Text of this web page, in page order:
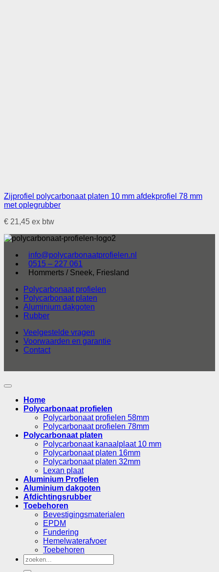
Zijprofiel polycarbonaat platen 10 mm afdekprofiel 78 mm
met oplegrubber
€ 21,45 ex btw
info@polycarbonaatprofielen.nl
0515 – 227 061
Hommerts / Sneek, Friesland
Polycarbonaat profielen
Polycarbonaat platen
Aluminium dakgoten
Rubber
Veelgestelde vragen
Voorwaarden en garantie
Contact
Home
Polycarbonaat profielen
Polycarbonaat profielen 58mm
Polycarbonaat profielen 78mm
Polycarbonaat platen
Polycarbonaat kanaalplaat 10 mm
Polycarbonaat platen 16mm
Polycarbonaat platen 32mm
Lexan plaat
Aluminium Profielen
Aluminium dakgoten
Afdichtingsrubber
Toebehoren
Bevestigingsmaterialen
EPDM
Fundering
Hemelwaterafvoer
Toebehoren
Zoeken
naar: